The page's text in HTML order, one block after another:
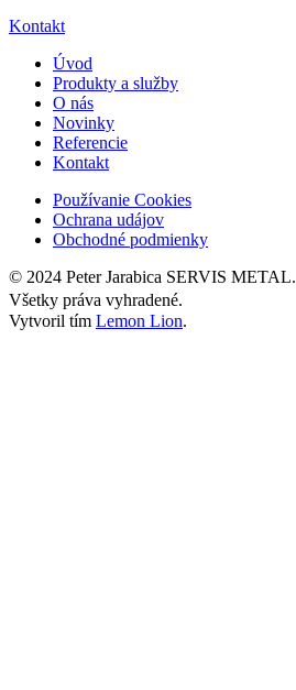
Kontakt
Úvod
Produkty a služby
O nás
Novinky
Referencie
Kontakt
Používanie Cookies
Ochrana udájov
Obchodné podmienky
© 2024 Peter Jarabica SERVIS METAL.
Všetky práva vyhradené.
Vytvoril tím Lemon Lion.